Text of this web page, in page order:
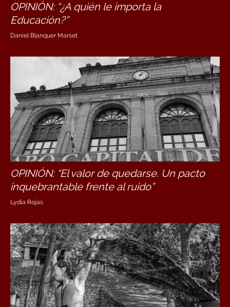
OPINIÓN: “¿A quién le importa la
Educación?”
Daniel Blanquer Marset
OPINIÓN: “El valor de quedarse. Un pacto
inquebrantable frente al ruido”
Lydia Rojas